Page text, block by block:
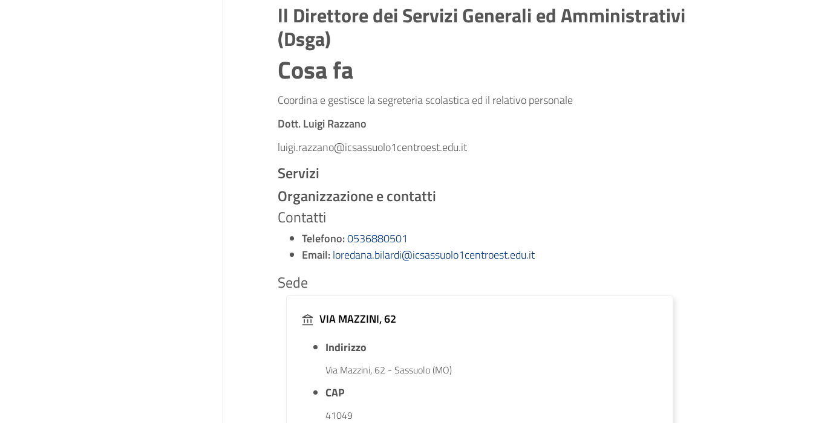
ll Direttore dei Servizi Generali ed Amministrativi
(Dsga)
Cosa fa
Coordina e gestisce la segreteria scolastica ed il relativo personale
Dott. Luigi Razzano
luigi.razzano@icsassuolo1centroest.edu.it
Servizi
Organizzazione e contatti
Contatti
Telefono:0536880501
Email:loredana.bilardi@icsassuolo1centroest.edu.it
Sede
VIA MAZZINI, 62
Indirizzo
Via Mazzini, 62 - Sassuolo (MO)
CAP
41049